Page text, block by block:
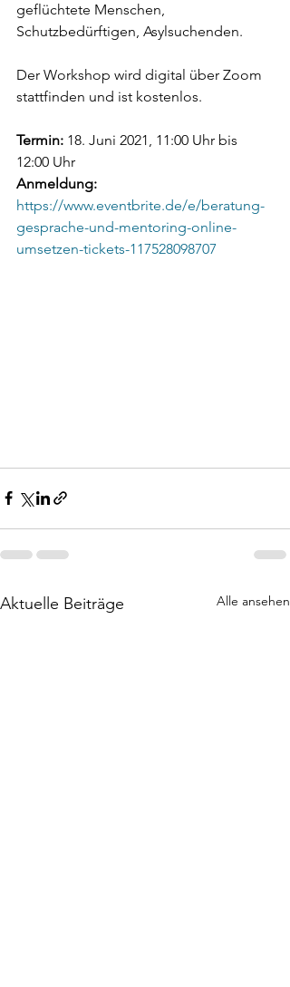
geflüchtete Menschen,
Schutzbedürftigen, Asylsuchenden.
Der Workshop wird digital über Zoom
stattfinden und ist kostenlos.
Termin: 18. Juni 2021, 11:00 Uhr bis
12:00 Uhr
Anmeldung:
https://www.eventbrite.de/e/beratung-
gesprache-und-mentoring-online-
umsetzen-tickets-117528098707
Aktuelle Beiträge Alle ansehen